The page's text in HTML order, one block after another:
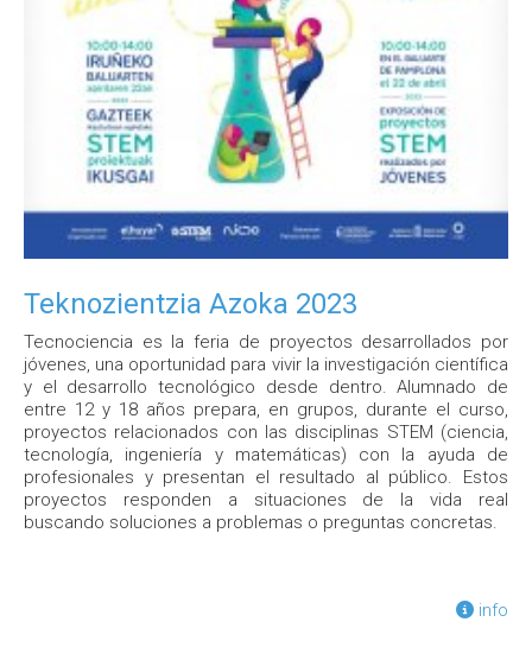
Teknozientzia Azoka 2023
Tecnociencia es la feria de proyectos desarrollados por
jóvenes, una oportunidad para vivir la investigación científica
y el desarrollo tecnológico desde dentro. Alumnado de
entre 12 y 18 años prepara, en grupos, durante el curso,
proyectos relacionados con las disciplinas STEM (ciencia,
tecnología, ingeniería y matemáticas) con la ayuda de
profesionales y presentan el resultado al público. Estos
proyectos responden a situaciones de la vida real
buscando soluciones a problemas o preguntas concretas.
info